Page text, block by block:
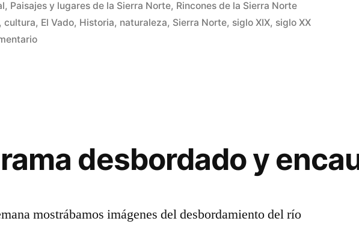
de
vagonetas
Guadalajara»
, Paisajes y lugares de la Sierra Norte, Rincones de la Sierra Norte
,cultura, El Vado, Historia, naturaleza, Sierra Norte, siglo XIX, siglo XX
en
la
Sierra
desbordado y
mostrábamos imágenes del desbordamiento del río